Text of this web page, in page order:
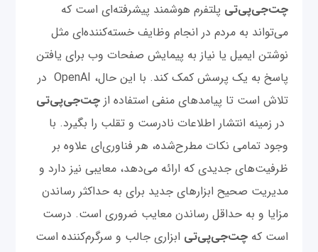
چت‌‌جی‌پی‌تی پلتفرم هوشمند پیشرفته‌ای است که
می‌تواند به مردم در انجام وظایف خسته‌کننده‌ای مثل
نوشتن ایمیل یا نیاز به پیمایش صفحات وب برای یافتن
پاسخ به یک پرسش کمک کند. با این حال، OpenAI در
تلاش است تا پیامد‌های منفی استفاده ازچت‌‌جی‌پی‌تی
در زمینه انتشار اطلاعات نادرست و تقلب را بگیرد. با
وجود تمامی نکات مطرح‌شده، هر فناوری‌ای علاوه بر
ظرفیت‌های جدیدی که ارائه می‌دهد، معایبی نیز دارد و
مدیریت صحیح ابزارهای جدید برای به حداکثر رساندن
مزایا و به حداقل رساندن معایب ضروری است. درست
است کهچت‌‌جی‌پی‌تی ابزاری جالب و سرگرم‌کننده است